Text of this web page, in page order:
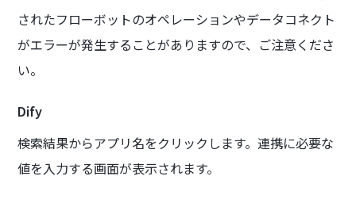
されたフローボットのオペレーションやデータコネクト
がエラーが発生することがありますので、ご注意くださ
い。
Dify
検索結果からアプリ名をクリックします。連携に必要な
値を入力する画面が表示されます。